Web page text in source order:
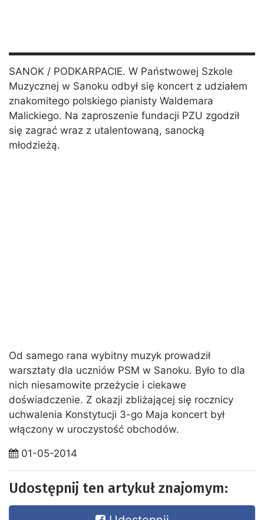
SANOK / PODKARPACIE. W Państwowej Szkole
Muzycznej w Sanoku odbył się koncert z udziałem
znakomitego polskiego pianisty Waldemara
Malickiego. Na zaproszenie fundacji PZU zgodził
się zagrać wraz z utalentowaną, sanocką
młodzieżą.
Od samego rana wybitny muzyk prowadził
warsztaty dla uczniów PSM w Sanoku. Było to dla
nich niesamowite przeżycie i ciekawe
doświadczenie. Z okazji zbliżającej się rocznicy
uchwalenia Konstytucji 3-go Maja koncert był
włączony w uroczystość obchodów.
01-05-2014
Udostępnij ten artykuł znajomym: